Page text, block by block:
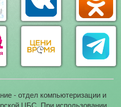
- отдел компьютеризации и